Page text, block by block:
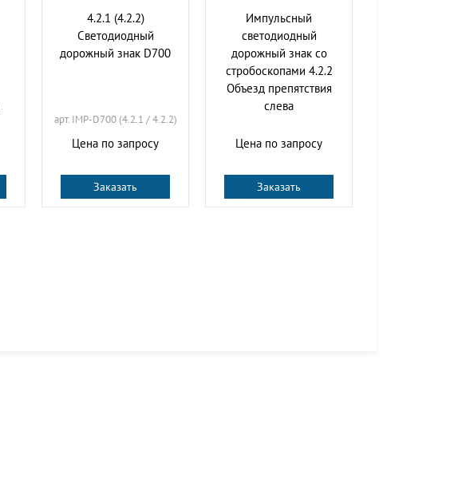
4.2.1 (4.2.2)
Светодиодный
дорожный знак D700
арт. IMP-D700 (4.2.1 / 4.2.2)
Цена по запросу
Заказать
Импульсный
cветодиодный
дорожный знак со
стробоскопами 4.2.2
Объезд препятствия
слева
Цена по запросу
Заказать